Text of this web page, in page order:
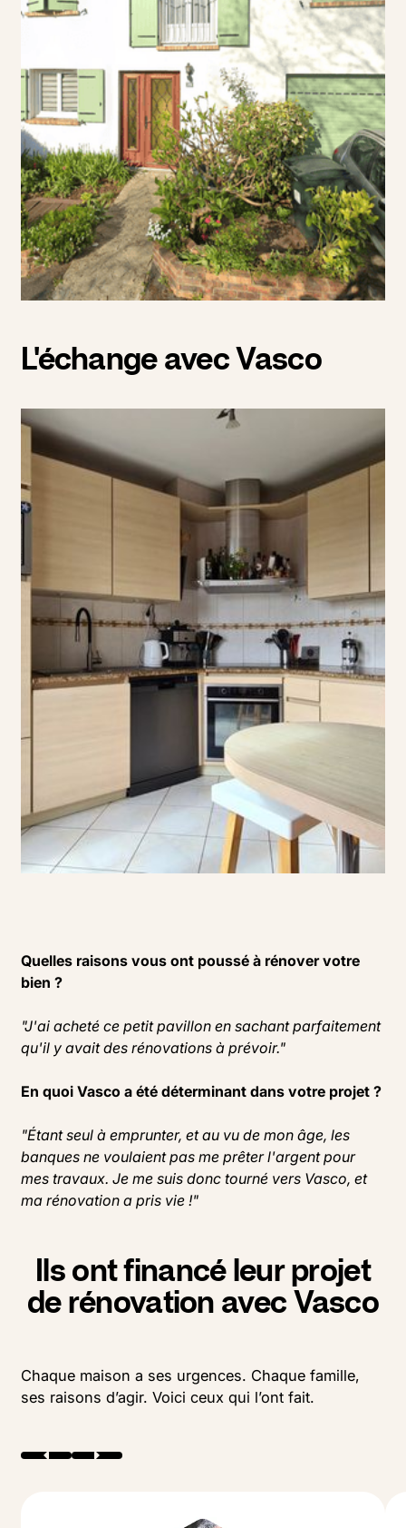
L'échange avec Vasco
Quelles raisons vous ont poussé à rénover votre
bien ?
"J'ai acheté ce petit pavillon en sachant parfaitement
qu'il y avait des rénovations à prévoir."
En quoi Vasco a été déterminant dans votre projet ?
"Étant seul à emprunter, et au vu de mon âge, les
banques ne voulaient pas me prêter l'argent pour
mes travaux. Je me suis donc tourné vers Vasco, et
ma rénovation a pris vie !"
Ils ont financé leur projet
de rénovation avec Vasco
Chaque maison a ses urgences. Chaque famille,
ses raisons d’agir. Voici ceux qui l’ont fait.